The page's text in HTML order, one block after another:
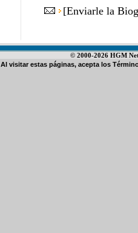
[Enviarle la
© 2000-2026 HGM
Al visitar estas páginas, acepta los